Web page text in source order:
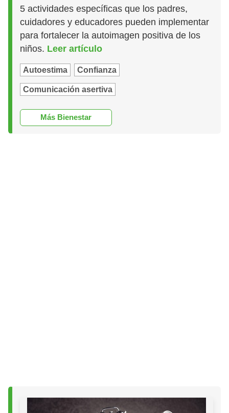
5 actividades específicas que los padres,
cuidadores y educadores pueden implementar
para fortalecer la autoimagen positiva de los
niños. Leer artículo
Autoestima Confianza
Comunicación asertiva
Más Bienestar